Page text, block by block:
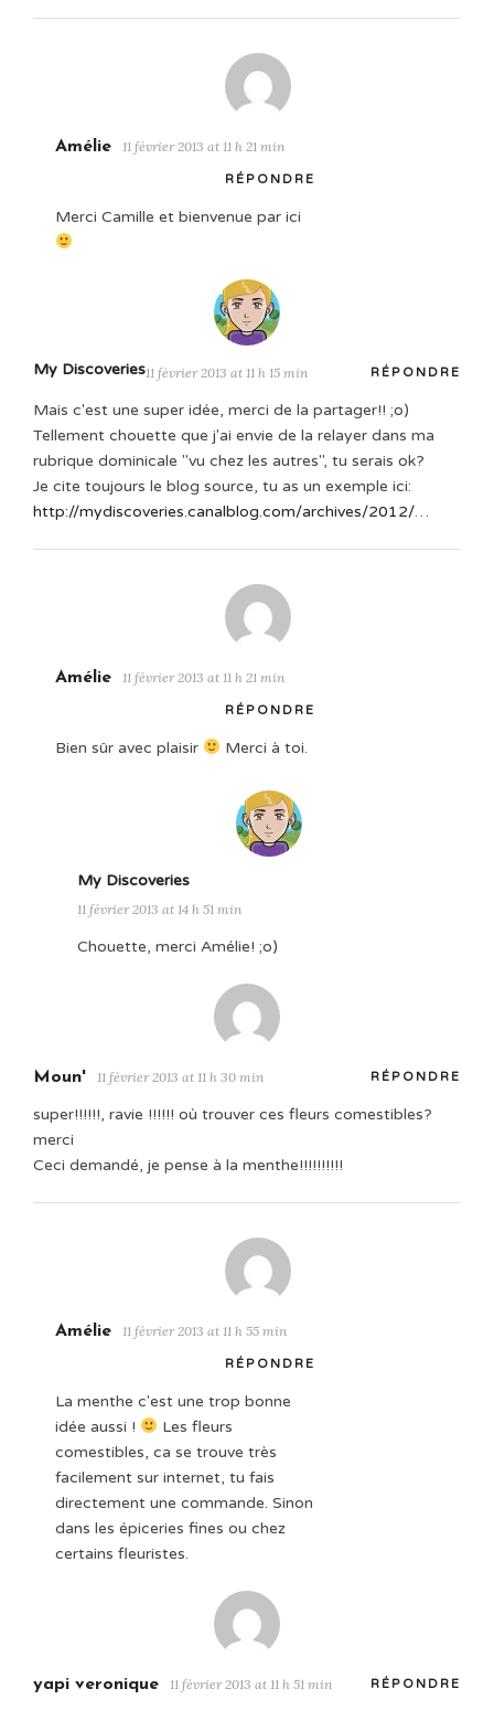
Amélie 11 février 2013 at 11 h 21 min
RÉPONDRE
Merci Camille et bienvenue par ici
My Discoveries11 février 2013 at 11 h 15 min RÉPONDRE
Mais c'est une super idée, merci de la partager!! ;o)
Tellement chouette que j'ai envie de la relayer dans ma
rubrique dominicale "vu chez les autres", tu serais ok?
Je cite toujours le blog source, tu as un exemple ici:
http://mydiscoveries.canalblog.com/archives/2012/…
Amélie 11 février 2013 at 11 h 21 min
RÉPONDRE
Bien sûr avec plaisir Merci à toi.
My Discoveries
11 février 2013 at 14 h 51 min
Chouette, merci Amélie! ;o)
Moun' 11 février 2013 at 11 h 30 min RÉPONDRE
super!!!!!!, ravie !!!!!! où trouver ces fleurs comestibles?
merci
Ceci demandé, je pense à la menthe!!!!!!!!!!
Amélie 11 février 2013 at 11 h 55 min
RÉPONDRE
La menthe c'est une trop bonne
idée aussi !
Les fleurs
comestibles, ca se trouve très
facilement sur internet, tu fais
directement une commande. Sinon
dans les épiceries fines ou chez
certains fleuristes.
yapi veronique 11 février 2013 at 11 h 51 min RÉPONDRE